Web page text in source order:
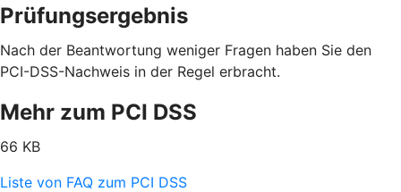
Prüfungsergebnis
Nach der Beantwortung weniger Fragen haben Sie den
PCI-DSS-Nachweis in der Regel erbracht.
Mehr zum PCI DSS
66 KB
Liste von FAQ zum PCI DSS